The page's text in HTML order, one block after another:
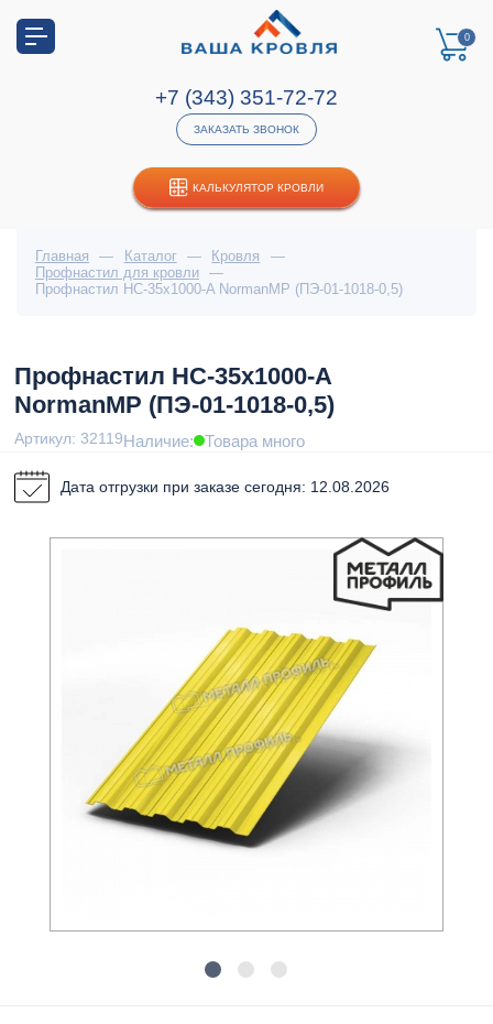
КАЛЬКУЛЯТОР КРОВЛИ
0
+7 (343) 351-72-72
ЗАКАЗАТЬ ЗВОНОК
Главная — Каталог — Кровля
—
Профнастил для кровли
—
Профнастил НС-35x1000-A NormanMP (ПЭ-01-1018-0,5)
Профнастил НС-35x1000-A
NormanMP (ПЭ-01-1018-0,5)
Артикул: 32119Наличие: Товара много
Дата отгрузки при заказе сегодня: 12.08.2026